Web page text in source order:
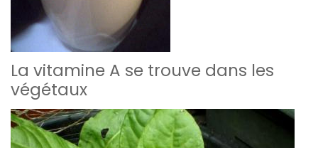
La vitamine A se trouve dans les
végétaux